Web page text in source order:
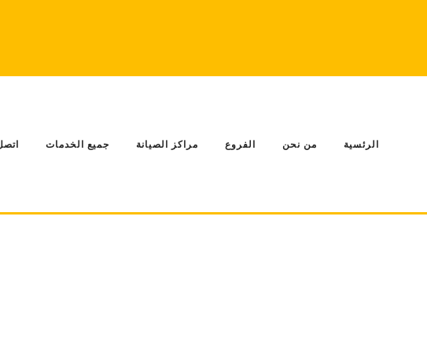
الرئسية من نحن الفروع مراكز الصيانة جميع الخدمات